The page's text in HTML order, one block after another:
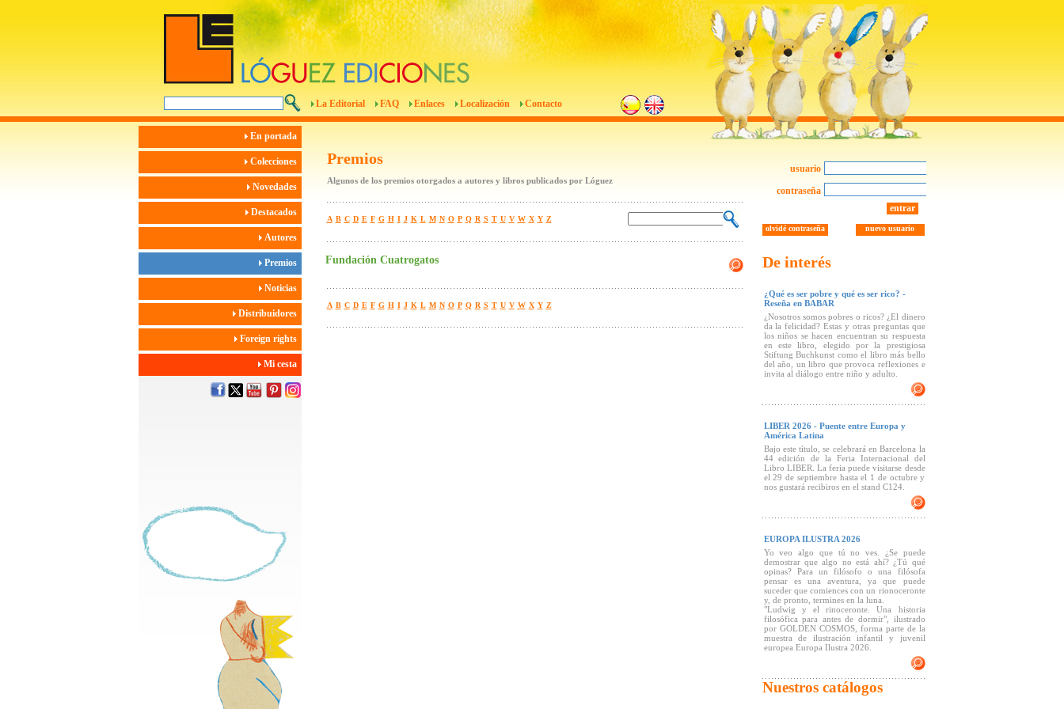
La Editorial FAQ Enlaces Localización Contacto
En portada
Colecciones
Novedades
Destacados
Autores
Premios
Noticias
Distribuidores
Foreign rights
Mi cesta
Premios
Algunos de los premios otorgados a autores y libros publicados por Lóguez
A B C D E F G H I J K L M N O P Q R S T U V W X Y Z
Fundación Cuatrogatos
A B C D E F G H I J K L M N O P Q R S T U V W X Y Z
usuario
contraseña
entrar
nuevo usuario
olvidé contraseña
De interés
¿Qué es ser pobre y qué es ser rico? -
Reseña en BABAR
¿Nosotros somos pobres o ricos? ¿El dinero
da la felicidad? Estas y otras preguntas que
los niños se hacen encuentran su respuesta
en este libro, elegido por la prestigiosa
Stiftung Buchkunst como el libro más bello
del año, un libro que provoca reflexiones e
invita al diálogo entre niño y adulto.
LIBER 2026 - Puente entre Europa y
América Latina
Bajo este título, se celebrará en Barcelona la
44 edición de la Feria Internacional del
Libro LIBER. La feria puede visitarse desde
el 29 de septiembre hasta el 1 de octubre y
nos gustará recibiros en el stand C124.
EUROPA ILUSTRA 2026
Yo veo algo que tú no ves. ¿Se puede
demostrar que algo no está ahí? ¿Tú qué
opinas? Para un filósofo o una filósofa
pensar es una aventura, ya que puede
suceder que comiences con un rionoceronte
y, de pronto, termines en la luna.
"Ludwig y el rinoceronte. Una historia
filosófica para antes de dormir", ilustrado
por GOLDEN COSMOS, forma parte de la
muestra de ilustración infantil y juvenil
europea Europa Ilustra 2026.
Nuestros catálogos